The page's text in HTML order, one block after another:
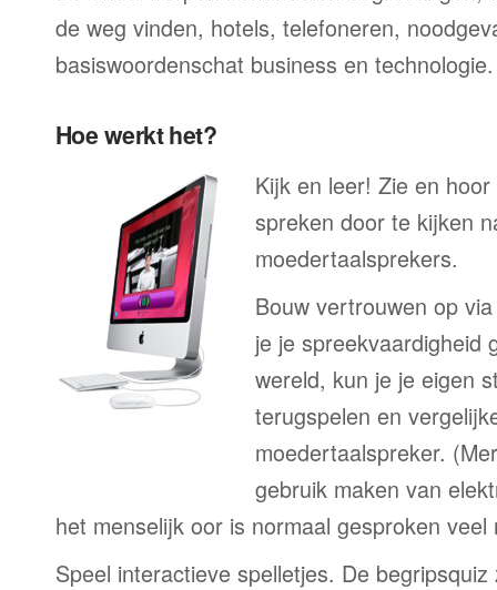
de weg vinden, hotels, telefoneren,
basiswoordenschat business en technologie.
Hoe werkt het?
Kijk en leer! Zie en
spreken door te kijken
moedertaalsprekers.
Bouw vertrouwen op
je je spreekvaardigheid
wereld, kun je je eigen
terugspelen en
moedertaalspreker.
gebruik maken van
het menselijk oor is normaal gesproken veel
Speel interactieve spelletjes. De